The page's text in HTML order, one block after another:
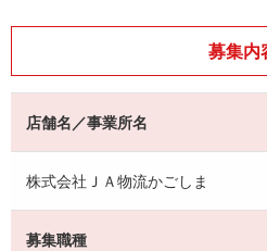
募集内
店舗名／事業所名
株式会社ＪＡ物流かごしま
募集職種